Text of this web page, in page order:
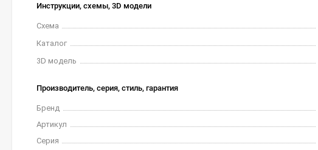
Инструкции, схемы, 3D модели
Схема
Каталог
3D модель
Производитель, серия, стиль, гарантия
Бренд
Артикул
Серия